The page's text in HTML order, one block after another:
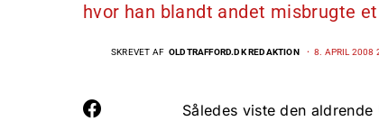
hvor han blandt andet misbrugte
SKREVET AF OLDTRAFFORD.DK REDAKTION 8. APRIL 2008
Således viste den